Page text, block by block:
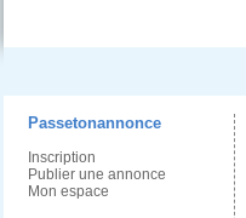
Passetonannonce
Inscription
Publier une annonce
Mon espace